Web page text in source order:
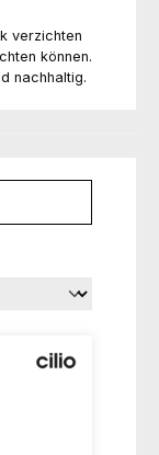
verzichten
können.
nachhaltig.